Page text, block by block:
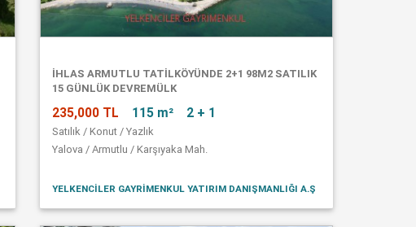
İHLAS ARMUTLU TATİLKÖYÜNDE 2+1 98M2 SATILIK
15 GÜNLÜK DEVREMÜLK
235,000 TL 115 m² 2 + 1
Satılık / Konut / Yazlık
Yalova / Armutlu / Karşıyaka Mah.
YELKENCİLER GAYRİMENKUL YATIRIM DANIŞMANLIĞI A.Ş